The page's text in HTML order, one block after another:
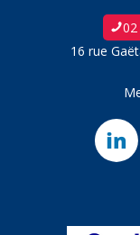
16 rue